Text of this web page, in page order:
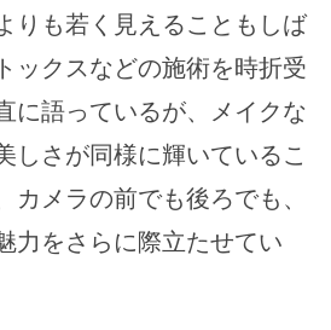
りも若く見えることもしば
ックスなどの施術を時折受
に語っているが、メイクな
しさが同様に輝いているこ
カメラの前でも後ろでも、
力をさらに際立たせてい